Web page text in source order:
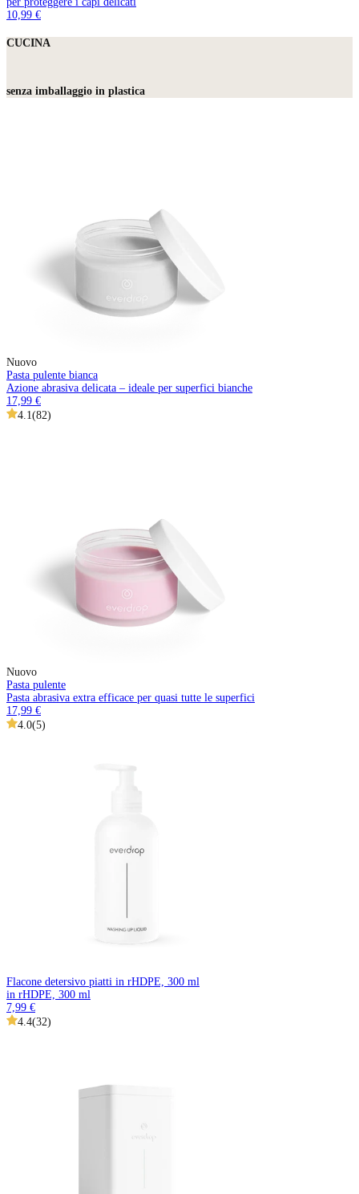
10,99 €
CUCINA
senza imballaggio in plastica
Nuovo
Pasta pulente bianca
Azione abrasiva delicata – ideale per superfici bianche
17,99 €
4.1(82)
Nuovo
Pasta pulente
Pasta abrasiva extra efficace per quasi tutte le superfici
17,99 €
4.0(5)
Flacone detersivo piatti in rHDPE, 300 ml
in rHDPE, 300 ml
7,99 €
4.4(32)